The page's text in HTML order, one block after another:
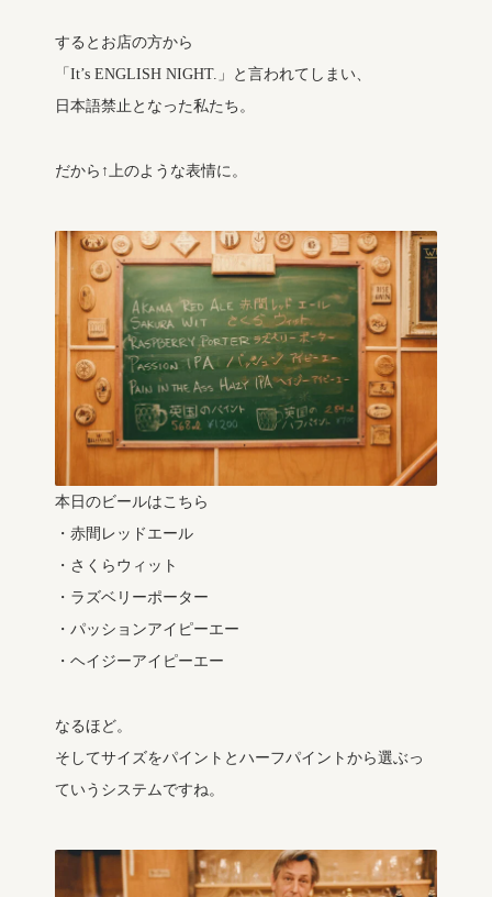
するとお店の方から
「It’s ENGLISH NIGHT.」と言われてしまい、
日本語禁止となった私たち。
だから↑上のような表情に。
本日のビールはこちら
・赤間レッドエール
・さくらウィット
・ラズベリーポーター
・パッションアイピーエー
・ヘイジーアイピーエー
なるほど。
そしてサイズをパイントとハーフパイントから選ぶっ
ていうシステムですね。